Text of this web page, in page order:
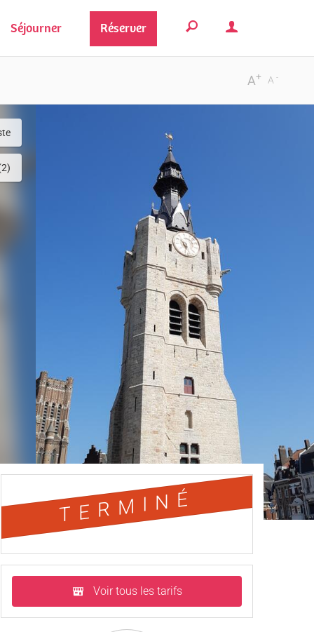
Séjourner Réserver
-
A
+
A
TERMINÉ
Voir tous les tarifs